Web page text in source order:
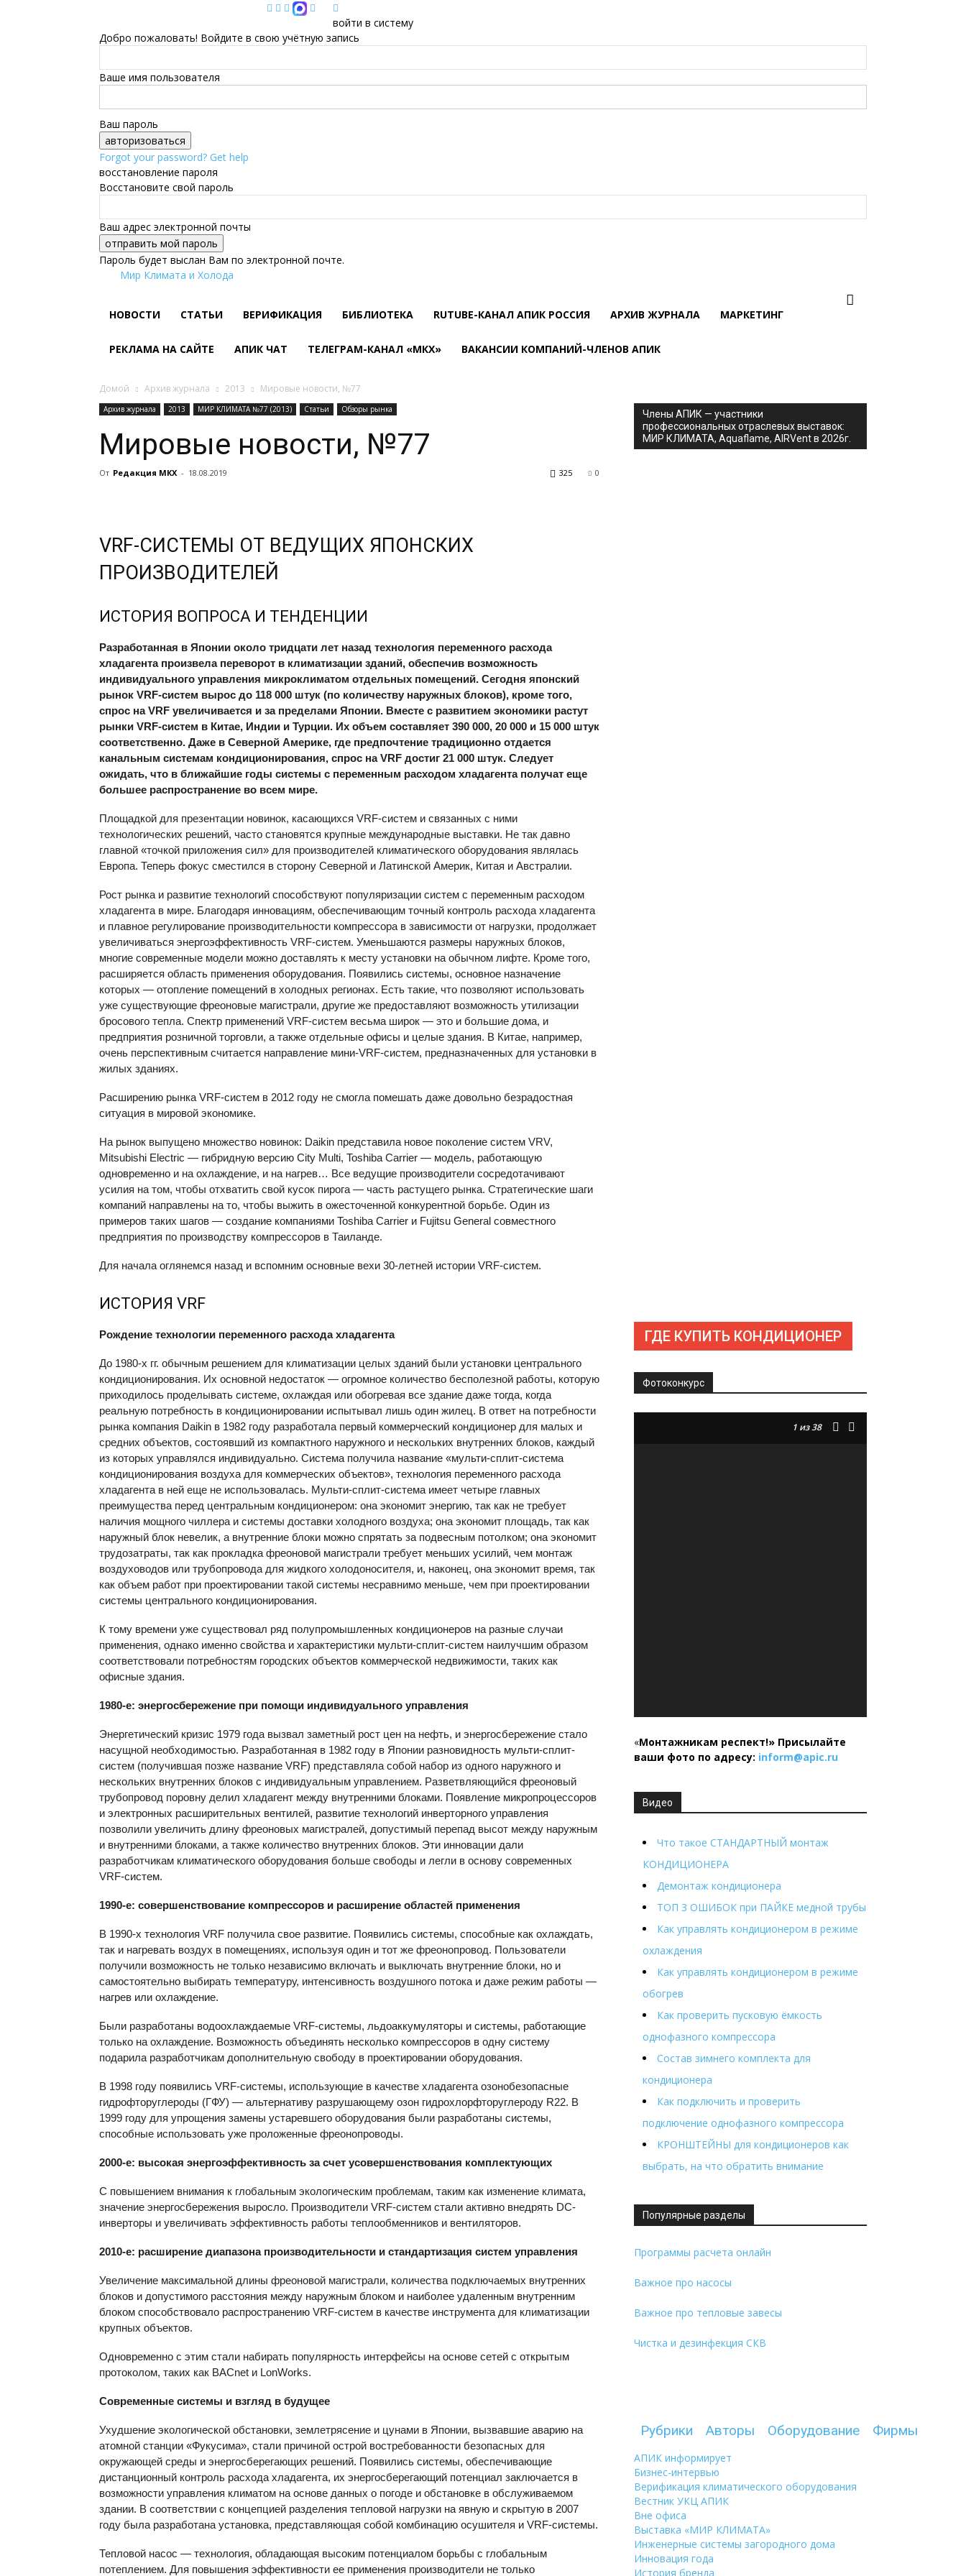
войти в систему
Добро пожаловать! Войдите в свою учётную запись
Ваше имя пользователя
Ваш пароль
Forgot your password? Get help
восстановление пароля
Восстановите свой пароль
Ваш адрес электронной почты
Пароль будет выслан Вам по электронной почте.
Мир Климата и Холода
НОВОСТИ СТАТЬИ ВЕРИФИКАЦИЯ БИБЛИОТЕКА RUTUBE-КАНАЛ АПИК РОССИЯ АРХИВ ЖУРНАЛА МАРКЕТИНГ
РЕКЛАМА НА САЙТЕ АПИК ЧАТ ТЕЛЕГРАМ-КАНАЛ «МКХ» ВАКАНСИИ КОМПАНИЙ-ЧЛЕНОВ АПИК
Домой Архив журнала 2013 Мировые новости, №77
Архив журнала 2013 МИР КЛИМАТА №77 (2013) Статьи Обзоры рынка
Мировые новости, №77
От Редакция МКХ - 18.08.2019 0
325
VRF-СИСТЕМЫ ОТ ВЕДУЩИХ ЯПОНСКИХ
ПРОИЗВОДИТЕЛЕЙ
ИСТОРИЯ ВОПРОСА И ТЕНДЕНЦИИ
Разработанная в Японии около тридцати лет назад технология переменного расхода
хладагента произвела переворот в климатизации зданий, обеспечив возможность
индивидуального управления микроклиматом отдельных помещений. Сегодня японский
рынок VRF-систем вырос до 118 000 штук (по количеству наружных блоков), кроме того,
спрос наVRF увеличивается и за пределами Японии. Вместе с развитием экономики растут
рынки VRF-систем в Китае, Индии и Турции. Их объем составляет 390 000, 20 000 и 15 000 штук
соответственно. Даже в Северной Америке, где предпочтение традиционно отдается
канальным системам кондиционирования, спрос наVRF достиг 21 000 штук. Следует
ожидать, что в ближайшие годы системы с переменным расходом хладагента получат еще
большее распространение во всем мире.
Площадкой для презентации новинок, касающихся VRF-систем и связанных с ними
технологических решений, часто становятся крупные международные выставки. Не так давно
главной «точкой приложения сил» для производителей климатического оборудования являлась
Европа. Теперь фокус сместился в сторону Северной и Латинской Америк, Китая и Австралии.
Рост рынка и развитие технологий способствуют популяризации систем с переменным расходом
хладагента в мире. Благодаря инновациям, обеспечивающим точный контроль расхода хладагента
и плавное регулирование производительности компрессора в зависимости от нагрузки, продолжает
увеличиваться энергоэффективность VRF-систем. Уменьшаются размеры наружных блоков,
многие современные модели можно доставлять к месту установки на обычном лифте. Кроме того,
расширяется область применения оборудования. Появились системы, основное назначение
которых — отопление помещений в холодных регионах. Есть такие, что позволяют использовать
уже существующие фреоновые магистрали, другие же предоставляют возможность утилизации
бросового тепла. Спектр применений VRF-систем весьма широк — это и большие дома, и
предприятия розничной торговли, а также отдельные офисы и целые здания. В Китае, например,
очень перспективным считается направление мини-VRF-систем, предназначенных для установки в
жилых зданиях.
Расширению рынка VRF-систем в 2012 году не смогла помешать даже довольно безрадостная
ситуация в мировой экономике.
На рынок выпущено множество новинок: Daikin представила новое поколение систем VRV,
Mitsubishi Electric — гибридную версию City Multi, Toshiba Carrier — модель, работающую
одновременно и на охлаждение, и на нагрев… Все ведущие производители сосредотачивают
усилия на том, чтобы отхватить свой кусок пирога — часть растущего рынка. Стратегические шаги
компаний направлены на то, чтобы выжить в ожесточенной конкурентной борьбе. Один из
примеров таких шагов — создание компаниями Toshiba Carrier и Fujitsu General совместного
предприятия по производству компрессоров в Таиланде.
Для начала оглянемся назад и вспомним основные вехи 30-летней истории VRF-систем.
ИСТОРИЯ VRF
Рождение технологии переменного расхода хладагента
До 1980-х гг. обычным решением для климатизации целых зданий были установки центрального
кондиционирования. Их основной недостаток — огромное количество бесполезной работы, которую
приходилось проделывать системе, охлаждая или обогревая все здание даже тогда, когда
реальную потребность в кондиционировании испытывал лишь один жилец. В ответ на потребности
рынка компания Daikin в 1982 году разработала первый коммерческий кондиционер для малых и
средних объектов, состоявший из компактного наружного и нескольких внутренних блоков, каждый
из которых управлялся индивидуально. Система получила название «мульти-сплит-система
кондиционирования воздуха для коммерческих объектов», технология переменного расхода
хладагента в ней еще не использовалась. Мульти-сплит-система имеет четыре главных
преимущества перед центральным кондиционером: она экономит энергию, так как не требует
наличия мощного чиллера и системы доставки холодного воздуха; она экономит площадь, так как
наружный блок невелик, а внутренние блоки можно спрятать за подвесным потолком; она экономит
трудозатраты, так как прокладка фреоновой магистрали требует меньших усилий, чем монтаж
воздуховодов или трубопровода для жидкого холодоносителя, и, наконец, она экономит время, так
как объем работ при проектировании такой системы несравнимо меньше, чем при проектировании
системы центрального кондиционирования.
К тому времени уже существовал ряд полупромышленных кондиционеров на разные случаи
применения, однако именно свойства и характеристики мульти-сплит-систем наилучшим образом
соответствовали потребностям городских объектов коммерческой недвижимости, таких как
офисные здания.
1980-е: энергосбережение при помощи индивидуального управления
Энергетический кризис 1979 года вызвал заметный рост цен на нефть, и энергосбережение стало
насущной необходимостью. Разработанная в 1982 году в Японии разновидность мульти-сплит-
систем (получившая позже название VRF) представляла собой набор из одного наружного и
нескольких внутренних блоков с индивидуальным управлением. Разветвляющийся фреоновый
трубопровод поровну делил хладагент между внутренними блоками. Появление микропроцессоров
и электронных расширительных вентилей, развитие технологий инверторного управления
позволили увеличить длину фреоновых магистралей, допустимый перепад высот между наружным
и внутренними блоками, а также количество внутренних блоков. Эти инновации дали
разработчикам климатического оборудования больше свободы и легли в основу современных
VRF-систем.
1990-е: совершенствование компрессоров и расширение областей применения
В 1990-х технология VRF получила свое развитие. Появились системы, способные как охлаждать,
так и нагревать воздух в помещениях, используя один и тот же фреонопровод. Пользователи
получили возможность не только независимо включать и выключать внутренние блоки, но и
самостоятельно выбирать температуру, интенсивность воздушного потока и даже режим работы —
нагрев или охлаждение.
Были разработаны водоохлаждаемые VRF-системы, льдоаккумуляторы и системы, работающие
только на охлаждение. Возможность объединять несколько компрессоров в одну систему
подарила разработчикам дополнительную свободу в проектировании оборудования.
В 1998 году появились VRF-системы, использующие в качестве хладагента озонобезопасные
гидрофторуглероды (ГФУ) — альтернативу разрушающему озон гидрохлорфторуглероду R22. В
1999 году для упрощения замены устаревшего оборудования были разработаны системы,
способные использовать уже проложенные фреонопроводы.
2000-е: высокая энергоэффективность за счет усовершенствования комплектующих
С повышением внимания к глобальным экологическим проблемам, таким как изменение климата,
значение энергосбережения выросло. Производители VRF-систем стали активно внедрять DC-
инверторы и увеличивать эффективность работы теплообменников и вентиляторов.
2010-е: расширение диапазона производительности и стандартизация систем управления
Увеличение максимальной длины фреоновой магистрали, количества подключаемых внутренних
блоков и допустимого расстояния между наружным блоком и наиболее удаленным внутренним
блоком способствовало распространению VRF-систем в качестве инструмента для климатизации
крупных объектов.
Одновременно с этим стали набирать популярность интерфейсы на основе сетей с открытым
протоколом, таких как BACnet и LonWorks.
Современные системы и взгляд в будущее
Ухудшение экологической обстановки, землетрясение и цунами в Японии, вызвавшие аварию на
атомной станции «Фукусима», стали причиной острой востребованности безопасных для
окружающей среды и энергосберегающих решений. Появились системы, обеспечивающие
дистанционный контроль расхода хладагента, их энергосберегающий потенциал заключается в
возможности управления климатом на основе данных о погоде и обстановке в обслуживаемом
здании. В соответствии с концепцией разделения тепловой нагрузки на явную и скрытую в 2007
году была разработана установка, представляющая собой комбинацию осушителя и VRF-системы.
Тепловой насос — технология, обладающая высоким потенциалом борьбы с глобальным
потеплением. Для повышения эффективности ее применения производители не только
Члены АПИК — участники
профессиональных отраслевых выставок:
МИР КЛИМАТА, Aquaflame, AIRVent в 2026г.
ГДЕ КУПИТЬ КОНДИЦИОНЕР
Фотоконкурс
1 из 38
«Монтажникам респект!» Присылайте
ваши фото по адресу: inform@apic.ru
Видео
Что такое СТАНДАРТНЫЙ монтаж
КОНДИЦИОНЕРА
Демонтаж кондиционера
ТОП 3 ОШИБОК при ПАЙКЕ медной трубы
Как управлять кондиционером в режиме
охлаждения
Как управлять кондиционером в режиме
обогрев
Как проверить пусковую ёмкость
однофазного компрессора
Состав зимнего комплекта для
кондиционера
Как подключить и проверить
подключение однофазного компрессора
КРОНШТЕЙНЫ для кондиционеров как
выбрать, на что обратить внимание
Популярные разделы
Программы расчета онлайн
Важное про насосы
Важное про тепловые завесы
Чистка и дезинфекция СКВ
Рубрики Авторы Оборудование Фирмы
АПИК информирует
Бизнес-интервью
Верификация климатического оборудования
Вестник УКЦ АПИК
Вне офиса
Выставка «МИР КЛИМАТА»
Инженерные системы загородного дома
Инновация года
История бренда